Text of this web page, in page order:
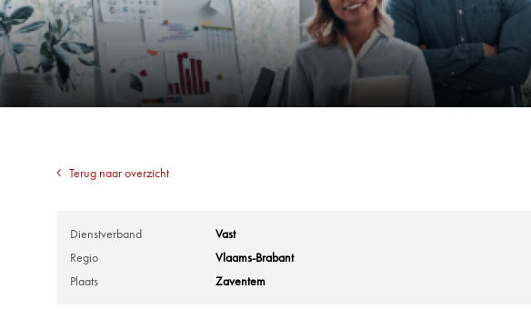
Terug naar overzicht
Dienstverband
Vast
Regio
Vlaams-Brabant
Plaats
Zaventem